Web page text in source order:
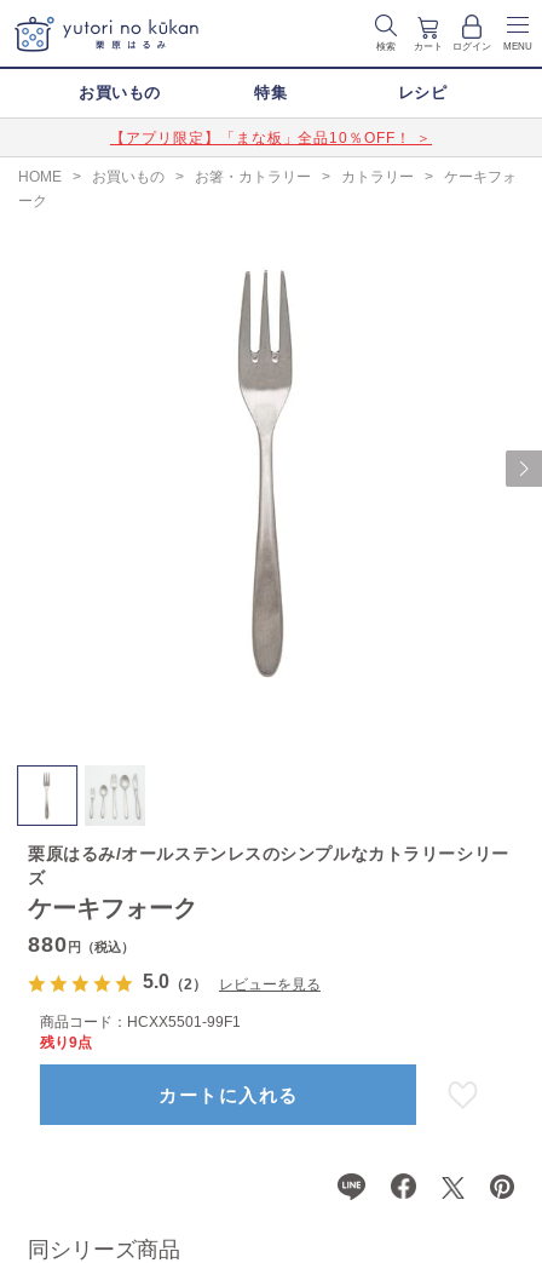
検索 カート ログイン MENU
お買いもの 特集 レシピ
【アプリ限定】「まな板」全品10％OFF！ ＞
HOME > お買いもの > お箸・カトラリー > カトラリー >
ケーキフォ
ーク
Next
同シリーズ商品
ケーキフォーク
栗原はるみ/オールステンレスのシンプルなカトラリーシリー
ズ
880 円（税込）
5.0（2） レビューを見る
商品コード： HCXX5501-99F1
残り9点
カートに入れる